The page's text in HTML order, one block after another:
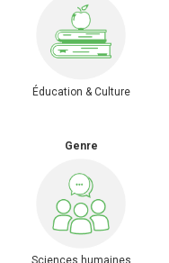
Éducation & Culture
Genre
Sciences humaines